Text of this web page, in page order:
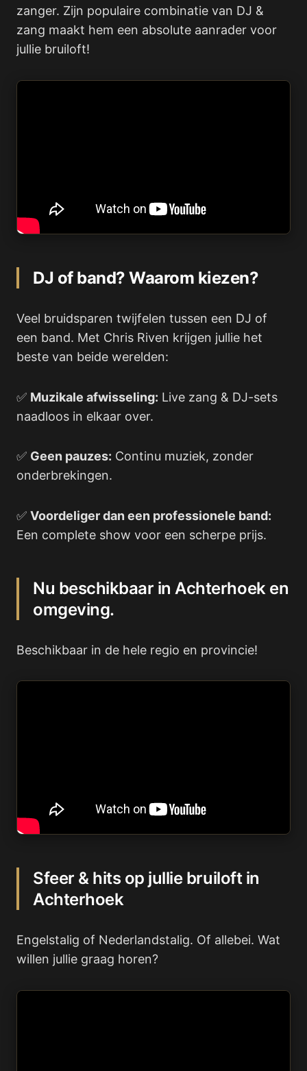
zanger. Zijn populaire combinatie van DJ &
zang maakt hem een absolute aanrader voor
jullie bruiloft!
DJ of band? Waarom kiezen?
Veel bruidsparen twijfelen tussen een DJ of
een band. Met Chris Riven krijgen jullie het
beste van beide werelden:
✅ Muzikale afwisseling: Live zang & DJ-sets
naadloos in elkaar over.
✅ Geen pauzes: Continu muziek, zonder
onderbrekingen.
✅ Voordeliger dan een professionele band:
Een complete show voor een scherpe prijs.
Nu beschikbaar in Achterhoek en
omgeving.
Beschikbaar in de hele regio en provincie!
Sfeer & hits op jullie bruiloft in
Achterhoek
Engelstalig of Nederlandstalig. Of allebei. Wat
willen jullie graag horen?